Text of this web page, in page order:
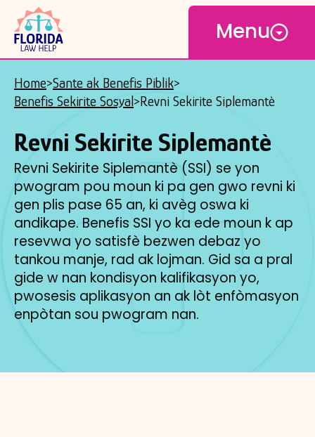
Skip
to
main
Open
Menu
Breadcrumb
Home Sante ak Benefis Piblik
Benefis Sekirite Sosyal
Revni Sekirite Siplemantè
Revni Sekirite Siplemantè
Revni Sekirite Siplemantè (SSI) se yon
pwogram pou moun ki pa gen gwo revni ki
gen plis pase 65 an, ki avèg oswa ki
andikape. Benefis SSI yo ka ede moun k ap
resevwa yo satisfè bezwen debaz yo
tankou manje, rad ak lojman. Gid sa a pral
gide w nan kondisyon kalifikasyon yo,
pwosesis aplikasyon an ak lòt enfòmasyon
enpòtan sou pwogram nan.